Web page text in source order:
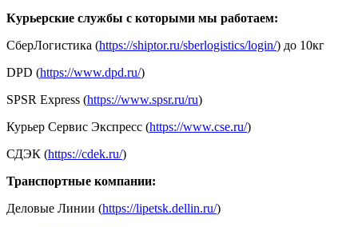
Курьерские службы с которыми мы работаем:
СберЛогистика (https://shiptor.ru/sberlogistics/login/) до 10кг
DPD (https://www.dpd.ru/)
SPSR Express (https://www.spsr.ru/ru)
Курьер Сервис Экспресс (https://www.cse.ru/)
СДЭК (https://cdek.ru/)
Транспортные компании:
Деловые Линии (https://lipetsk.dellin.ru/)